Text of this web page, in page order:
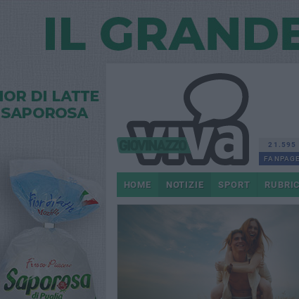
21.595
FANPAGE
HOME NOTIZIE SPORT